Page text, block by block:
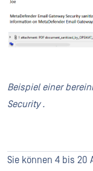
Beispiel einer
Security .
Sie können 4 bis 20